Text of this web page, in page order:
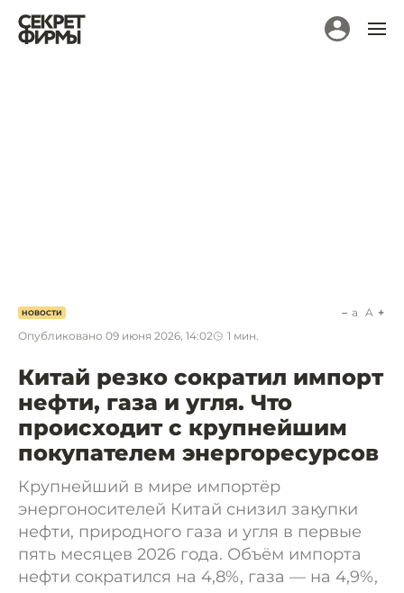
НОВОСТИ
Опубликовано 09 июня 2026, 14:02 1 мин.
a A
Китай резко сократил импорт
нефти, газа и угля. Что
происходит с крупнейшим
покупателем энергоресурсов
Крупнейший в мире импортёр
энергоносителей Китай снизил закупки
нефти, природного газа и угля в первые
пять месяцев 2026 года. Объём импорта
нефти сократился на 4,8%, газа — на 4,9%,